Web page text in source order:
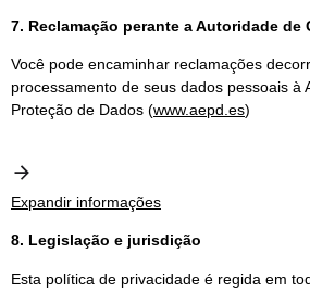
7. Reclamação perante a Autoridade de
Você pode encaminhar reclamações
processamento de seus dados pessoais à
Proteção de Dados (www.aepd.es)
Expandir informações
8. Legislação e jurisdição
Esta política de privacidade é regida em